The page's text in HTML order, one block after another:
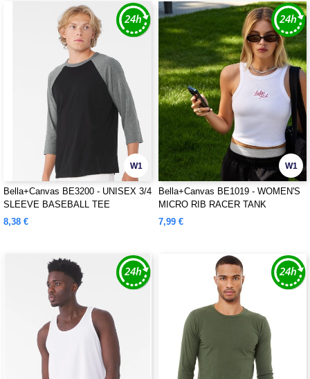
W1
Bella+Canvas BE3200 - UNISEX 3/4
SLEEVE BASEBALL TEE
8,38 €
W1
Bella+Canvas BE1019 - WOMEN'S
MICRO RIB RACER TANK
7,99 €